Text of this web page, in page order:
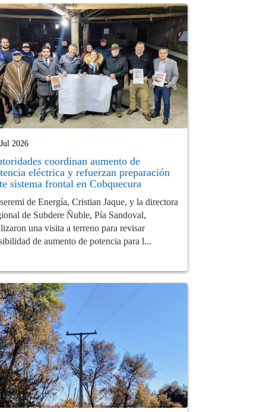
2026
coordinan aumento de
eléctrica y refuerzan preparación
sistema frontal en Cobquecura
de Energía, Cristian Jaque, y la directora
de Subdere Ñuble, Pía Sandoval,
una visita a terreno para revisar
de aumento de potencia para l...